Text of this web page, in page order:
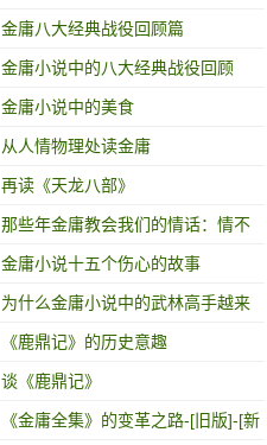
金庸八大经典战役回顾篇
金庸小说中的八大经典战役回顾
金庸小说中的美食
从人情物理处读金庸
再读《天龙八部》
那些年金庸教会我们的情话：情不
知所起 一往而深！
金庸小说十五个伤心的故事
为什么金庸小说中的武林高手越来
越弱
《鹿鼎记》的历史意趣
谈《鹿鼎记》
《金庸全集》的变革之路-[旧版]-[新